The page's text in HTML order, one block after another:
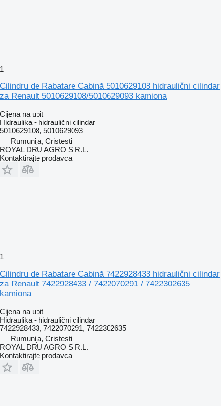
1
Cilindru de Rabatare Cabină 5010629108 hidraulični cilindar
za Renault 5010629108/5010629093 kamiona
Cijena na upit
Hidraulika - hidraulični cilindar
5010629108, 5010629093
Rumunija, Cristesti
ROYAL DRU AGRO S.R.L.
Kontaktirajte prodavca
1
Cilindru de Rabatare Cabină 7422928433 hidraulični cilindar
za Renault 7422928433 / 7422070291 / 7422302635
kamiona
Cijena na upit
Hidraulika - hidraulični cilindar
7422928433, 7422070291, 7422302635
Rumunija, Cristesti
ROYAL DRU AGRO S.R.L.
Kontaktirajte prodavca